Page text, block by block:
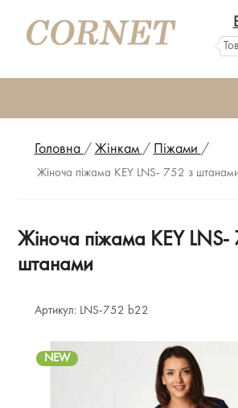
Головна / Жінкам / Піжами /
Жіноча піжама KEY LNS- 752 з
Жіноча піжама KEY LNS-
штанами
Артикул: LNS-752 b22
NEW